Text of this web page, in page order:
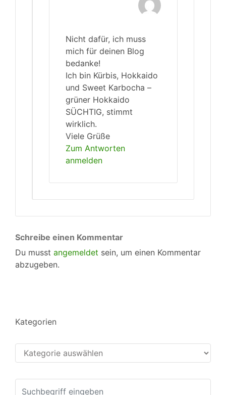
Nicht dafür, ich muss
mich für deinen Blog
bedanke!
Ich bin Kürbis, Hokkaido
und Sweet Karbocha –
grüner Hokkaido
SÜCHTIG, stimmt
wirklich.
Viele Grüße
Zum Antworten
anmelden
Schreibe einen Kommentar
Du musst angemeldet sein, um einen Kommentar
abzugeben.
Kategorien
Kategorien